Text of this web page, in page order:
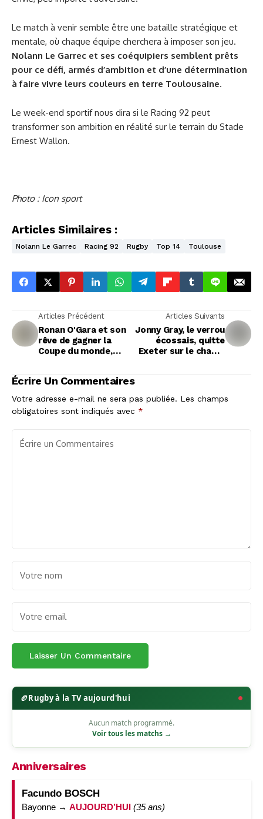
Le match à venir semble être une bataille stratégique et
mentale, où chaque équipe cherchera à imposer son jeu.
Nolann Le Garrec et ses coéquipiers semblent prêts
pour ce défi, armés d’ambition et d’une détermination
à faire vivre leurs couleurs en terre Toulousaine.
Le week-end sportif nous dira si le Racing 92 peut
transformer son ambition en réalité sur le terrain du Stade
Ernest Wallon.
Photo : Icon sport
Articles Similaires :
Nolann Le Garrec Racing 92 Rugby Top 14 Toulouse
Articles Précédent
Ronan O'Gara et son
rêve de gagner la
Coupe du monde,
Articles Suivants
Jonny Gray, le verrou
écossais, quitte
Exeter sur le champ
Écrire Un Commentaires
Votre adresse e-mail ne sera pas publiée. Les champs
obligatoires sont indiqués avec *
🏉Rugby à la TV aujourd'hui
Aucun match programmé.
Voir tous les matchs →
Anniversaires
Facundo BOSCH
Bayonne → AUJOURD’HUI (35 ans)